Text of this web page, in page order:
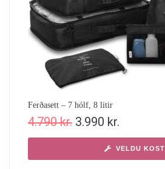
Ferðasett – 7 hólf, 8 litir
4.790kr. 3.990 kr.
VELDU KOSTI